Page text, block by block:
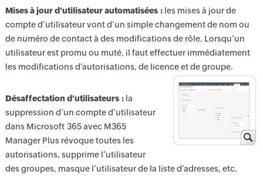
Mises à jour d’utilisateur automatisées :les mises à jour de
compte d’utilisateur vont d’un simple changement de nom ou
de numéro de contact à des modifications de rôle. Lorsqu’un
utilisateur est promu ou muté, il faut effectuer immédiatement
les modifications d’autorisations, de licence et de groupe.
Désaffectation d’utilisateurs :la
suppression d’un compte d’utilisateur
dans Microsoft 365 avec M365
Manager Plus révoque toutes les
autorisations, supprime l’utilisateur
des groupes, masque l’utilisateur de la liste d’adresses, etc.